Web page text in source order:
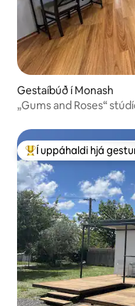
Gestaíbúð í Monash
„Gums and Roses“
Í mestu uppáhaldi hjá
Í uppáhaldi hjá